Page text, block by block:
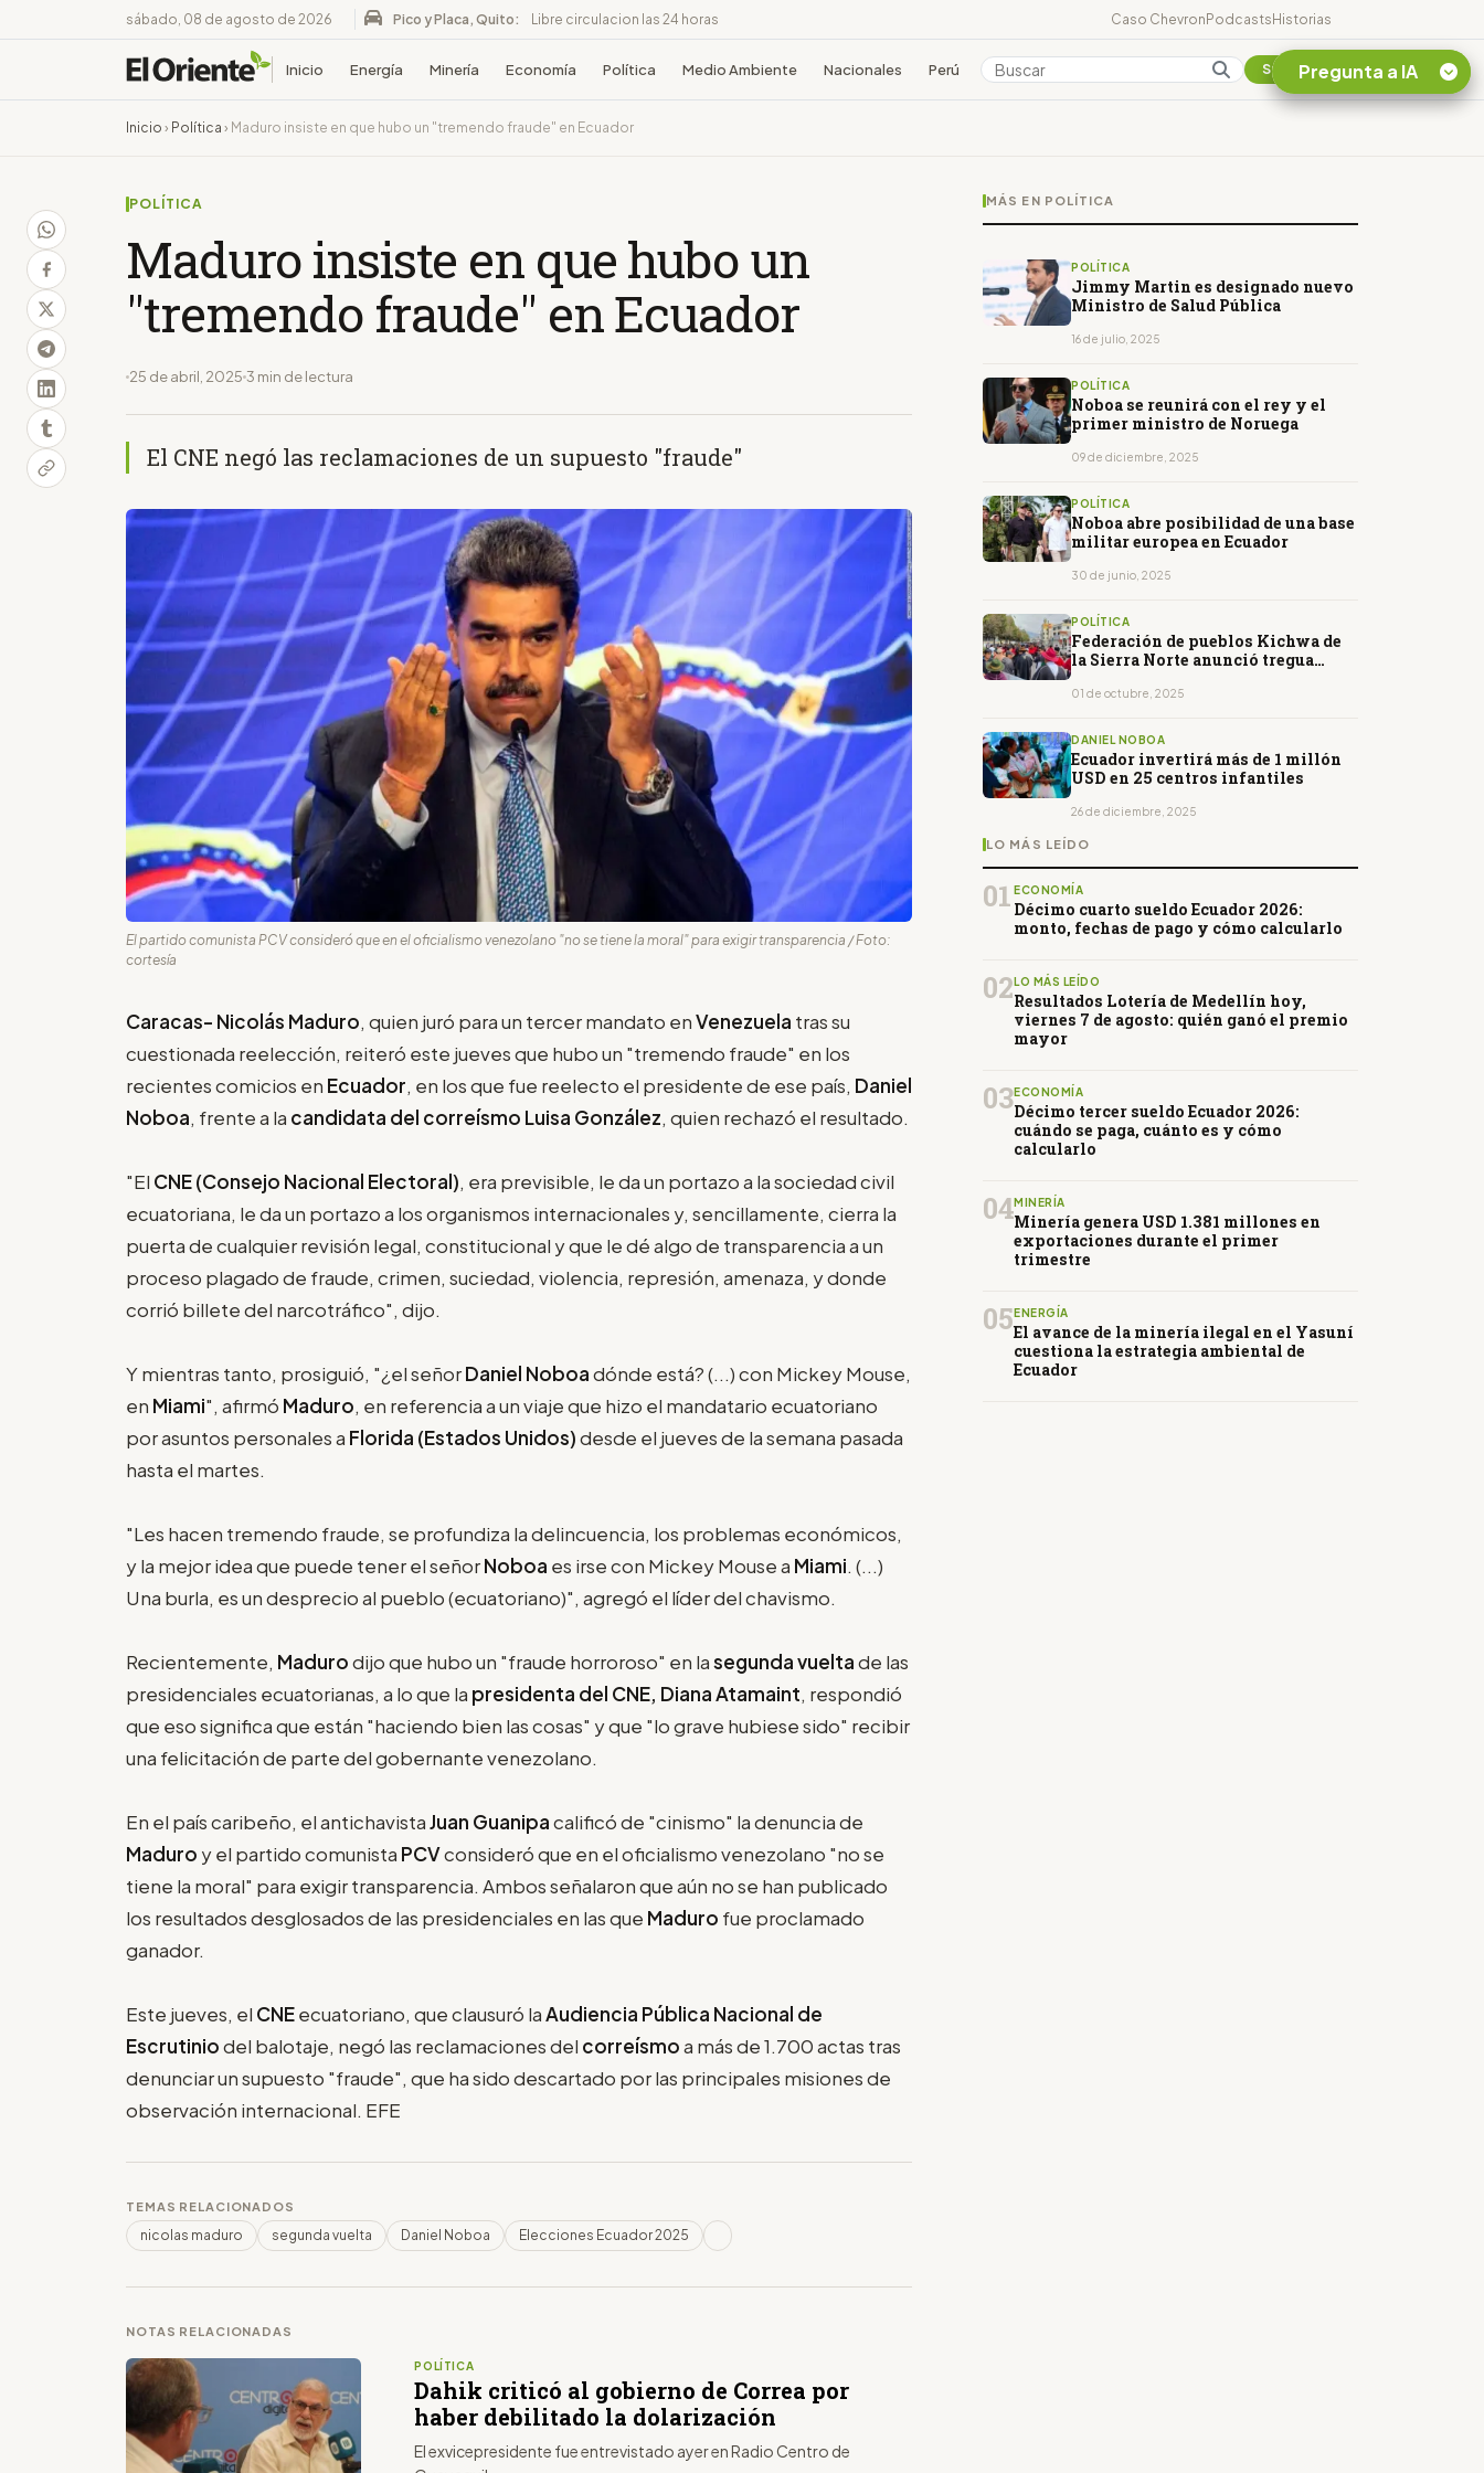
sábado, 08 de agosto de 2026 Pico y Placa, Quito: Libre circulacion las 24 horas Caso ChevronPodcastsHistorias
Inicio Energía Minería Economía Política Medio Ambiente Nacionales Perú Colombia Suscribirse
Inicio › Política › Maduro insiste en que hubo un "tremendo fraude" en Ecuador
POLÍTICA
Maduro insiste en que hubo un
"tremendo fraude" en Ecuador
25 de abril, 2025 3 min de lectura
El CNE negó las reclamaciones de un supuesto "fraude"
El partido comunista PCV consideró que en el oficialismo venezolano "no se tiene la moral" para exigir transparencia / Foto:
cortesía
Caracas- Nicolás Maduro, quien juró para un tercer mandato enVenezuela tras su
cuestionada reelección, reiteró este jueves que hubo un "tremendo fraude" en los
recientes comicios en Ecuador, en los que fue reelecto el presidente de ese país, Daniel
Noboa, frente a la candidata del correísmo Luisa González, quien rechazó el resultado.
"El CNE (Consejo Nacional Electoral), era previsible, le da un portazo a la sociedad civil
ecuatoriana, le da un portazo a los organismos internacionales y, sencillamente, cierra la
puerta de cualquier revisión legal, constitucional y que le dé algo de transparencia a un
proceso plagado de fraude, crimen, suciedad, violencia, represión, amenaza, y donde
corrió billete del narcotráfico", dijo.
Y mientras tanto, prosiguió, "¿el señorDaniel Noboadónde está? (...) con Mickey Mouse,
en Miami", afirmó Maduro, en referencia a un viaje que hizo el mandatario ecuatoriano
por asuntos personales a Florida (Estados Unidos)desde el jueves de la semana pasada
hasta el martes.
"Les hacen tremendo fraude, se profundiza la delincuencia, los problemas económicos,
y la mejor idea que puede tener el señorNoboa es irse con Mickey Mouse a Miami. (...)
Una burla, es un desprecio al pueblo (ecuatoriano)", agregó el líder del chavismo.
Recientemente, Madurodijo que hubo un "fraude horroroso" en lasegunda vueltade las
presidenciales ecuatorianas, a lo que la presidenta del CNE, Diana Atamaint, respondió
que eso significa que están "haciendo bien las cosas" y que "lo grave hubiese sido" recibir
una felicitación de parte del gobernante venezolano.
En el país caribeño, el antichavistaJuan Guanipacalificó de "cinismo" la denuncia de
Maduro y el partido comunista PCVconsideró que en el oficialismo venezolano "no se
tiene la moral" para exigir transparencia. Ambos señalaron que aún no se han publicado
los resultados desglosados de las presidenciales en las que Maduro fue proclamado
ganador.
Este jueves, el CNEecuatoriano, que clausuró laAudiencia Pública Nacional de
Escrutiniodel balotaje, negó las reclamaciones del correísmoa más de 1.700 actas tras
denunciar un supuesto "fraude", que ha sido descartado por las principales misiones de
observación internacional. EFE
TEMAS RELACIONADOS
nicolas maduro segunda vuelta Daniel Noboa Elecciones Ecuador 2025
NOTAS RELACIONADAS
POLÍTICA
Dahik criticó al gobierno de Correa por
haber debilitado la dolarización
El exvicepresidente fue entrevistado ayer en Radio Centro de
MÁS EN POLÍTICA
POLÍTICA
Jimmy Martin es designado nuevo
Ministro de Salud Pública
16 de julio, 2025
POLÍTICA
Noboa se reunirá con el rey y el
primer ministro de Noruega
09 de diciembre, 2025
POLÍTICA
Noboa abre posibilidad de una base
militar europea en Ecuador
30 de junio, 2025
POLÍTICA
Federación de pueblos Kichwa de
la Sierra Norte anunció tregua
01 de octubre, 2025
DANIEL NOBOA
Ecuador invertirá más de 1 millón
USD en 25 centros infantiles
26 de diciembre, 2025
LO MÁS LEÍDO
01 ECONOMÍA
Décimo cuarto sueldo Ecuador 2026:
monto, fechas de pago y cómo calcularlo
02 LO MÁS LEÍDO
Resultados Lotería de Medellín hoy,
viernes 7 de agosto: quién ganó el premio
mayor
03ECONOMÍA
Décimo tercer sueldo Ecuador 2026:
cuándo se paga, cuánto es y cómo
calcularlo
04MINERÍA
Minería genera USD 1.381 millones en
exportaciones durante el primer
trimestre
05 ENERGÍA
El avance de la minería ilegal en el Yasuní
cuestiona la estrategia ambiental de
Ecuador
Pregunta a IA